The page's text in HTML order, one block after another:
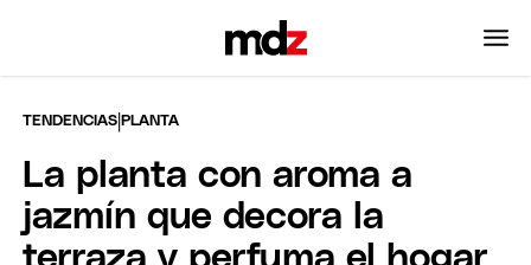
TENDENCIAS |PLANTA
La planta con aroma a
jazmín que decora la